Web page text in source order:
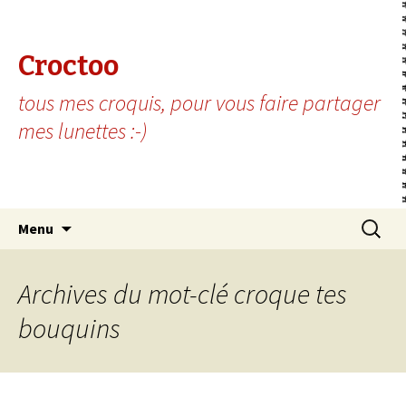
Croctoo
tous mes croquis, pour vous faire partager
mes lunettes :-)
Menu
Archives du mot-clé croque tes
bouquins